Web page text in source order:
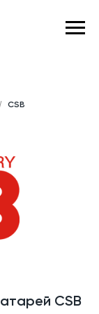
/ CSB
CSB